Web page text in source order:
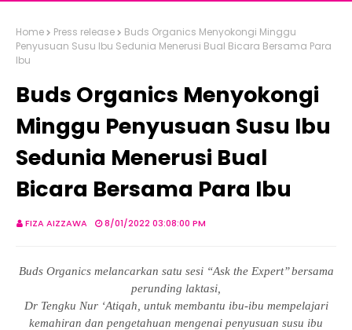
Home Press release
Buds Organics Menyokongi Minggu
Penyusuan Susu Ibu Sedunia Menerusi Bual Bicara Bersama Para
Ibu
Buds Organics Menyokongi
Minggu Penyusuan Susu Ibu
Sedunia Menerusi Bual
Bicara Bersama Para Ibu
FIZA AIZZAWA 8/01/2022 03:08:00 PM
Buds Organics melancarkan satu sesi ‘‘Ask the Expert’’ bersama
perunding laktasi,
Dr Tengku Nur ‘Atiqah, untuk membantu ibu-ibu mempelajari
kemahiran dan pengetahuan mengenai penyusuan susu ibu